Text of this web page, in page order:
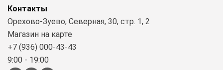
Контакты
Орехово-Зуево, Северная, 30, стр. 1, 2
Магазин на карте
+7 (936) 000-43-43
9:00 - 19:00